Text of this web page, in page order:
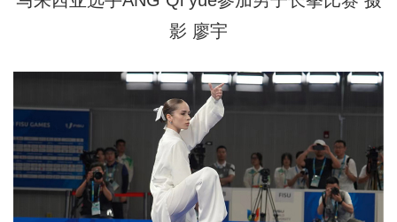
影 廖宇